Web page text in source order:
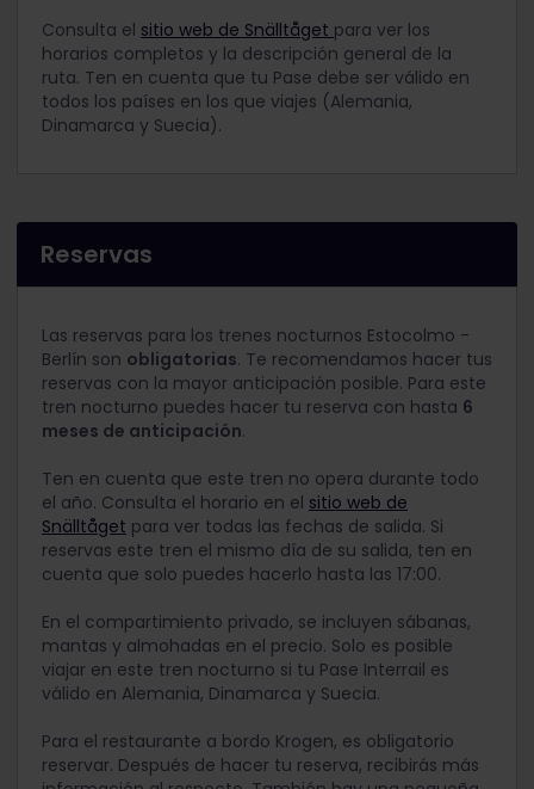
Consulta el sitio web de Snälltåget para ver los
horarios completos y la descripción general de la
ruta. Ten en cuenta que tu Pase debe ser válido en
todos los países en los que viajes (Alemania,
Dinamarca y Suecia).
Reservas
Las reservas para los trenes nocturnos Estocolmo -
Berlín son obligatorias. Te recomendamos hacer tus
reservas con la mayor anticipación posible. Para este
tren nocturno puedes hacer tu reserva con hasta 6
meses de anticipación.
Ten en cuenta que este tren no opera durante todo
el año. Consulta el horario en el sitio web de
Snälltåget para ver todas las fechas de salida. Si
reservas este tren el mismo día de su salida, ten en
cuenta que solo puedes hacerlo hasta las 17:00.
En el compartimiento privado, se incluyen sábanas,
mantas y almohadas en el precio. Solo es posible
viajar en este tren nocturno si tu Pase Interrail es
válido en Alemania, Dinamarca y Suecia.
Para el restaurante a bordo Krogen, es obligatorio
reservar. Después de hacer tu reserva, recibirás más